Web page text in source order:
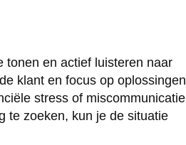
tonen en actief luisteren naar
klant en focus op oplossingen
stress of miscommunicatie
te zoeken, kun je de situatie